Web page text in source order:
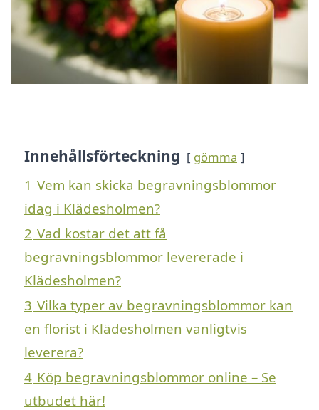
Innehållsförteckning gömma
1 Vem kan skicka begravningsblommor
idag i Klädesholmen?
2 Vad kostar det att få
begravningsblommor levererade i
Klädesholmen?
3 Vilka typer av begravningsblommor kan
en florist i Klädesholmen vanligtvis
leverera?
4 Köp begravningsblommor online – Se
utbudet här!